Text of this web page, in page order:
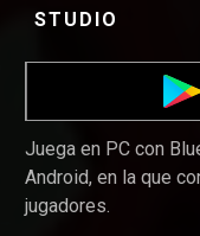
STUDIO
Juega en PC con
Android, en la que
jugadores.